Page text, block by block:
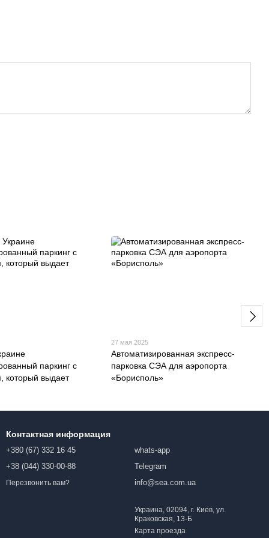
паркинг с
который выдает
27 мая 2025
Автоматизированная экспресс-
парковка СЭА для аэропорта
«Борисполь»
Контактная информация
+380 (67) 332 16 45
+38 (044) 330-00-88
Перезвонить вам?
whats-app
Telegram
info@sea.com.ua
Украина, 02094, г. Киев, ул.
Краковская, 13-Б
Карта проезда